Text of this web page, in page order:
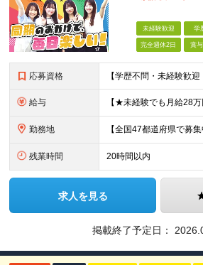
未経験歓迎 学
完全週休2日 賞
応募資格
給与
勤務地
残業時間 20時間以内
求人を見る
掲載終了予定日：